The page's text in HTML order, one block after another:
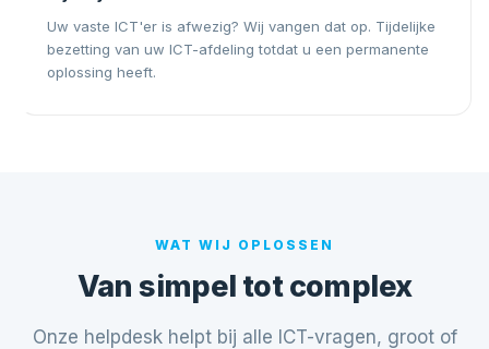
Uw vaste ICT'er is afwezig? Wij vangen dat op. Tijdelijke
bezetting van uw ICT-afdeling totdat u een permanente
oplossing heeft.
WAT WIJ OPLOSSEN
Van simpel tot complex
Onze helpdesk helpt bij alle ICT-vragen, groot of